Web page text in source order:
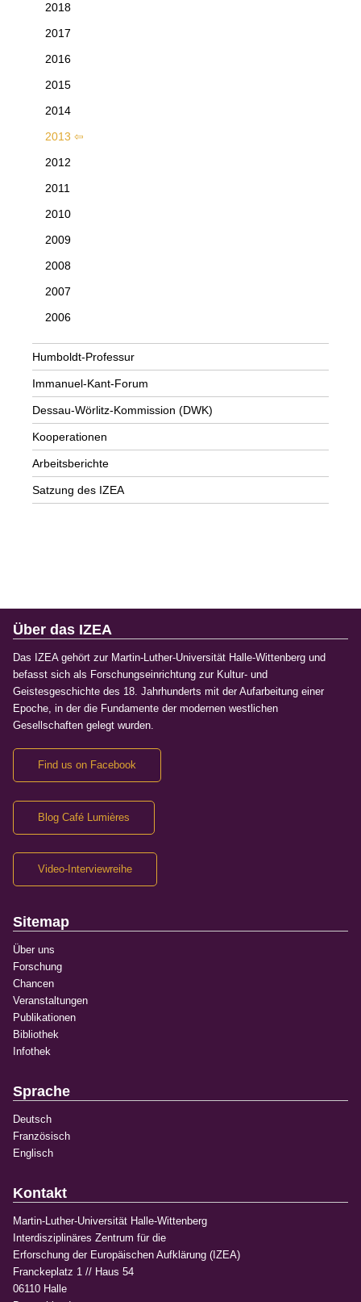
2018
2017
2016
2015
2014
2013
2012
2011
2010
2009
2008
2007
2006
Humboldt-Professur
Immanuel-Kant-Forum
Dessau-Wörlitz-Kommission (DWK)
Kooperationen
Arbeitsberichte
Satzung des IZEA
Über das IZEA
Das IZEA gehört zur Martin-Luther-Universität Halle-Wittenberg und
befasst sich als Forschungseinrichtung zur Kultur- und
Geistesgeschichte des 18. Jahrhunderts mit der Aufarbeitung einer
Epoche, in der die Fundamente der modernen westlichen
Gesellschaften gelegt wurden.
Find us on Facebook
Blog Café Lumières
Video-Interviewreihe
Sitemap
Über uns
Forschung
Chancen
Veranstaltungen
Publikationen
Bibliothek
Infothek
Sprache
Deutsch
Französisch
Englisch
Kontakt
Martin-Luther-Universität Halle-Wittenberg
Interdisziplinäres Zentrum für die
Erforschung der Europäischen Aufklärung (IZEA)
Franckeplatz 1 // Haus 54
06110 Halle